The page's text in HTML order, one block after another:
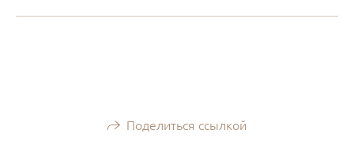
Поделиться ссылкой